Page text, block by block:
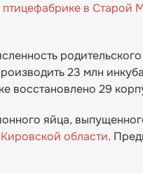
птицефабрике в Старой
23 млн
восстановлено 29
яйца,
области.